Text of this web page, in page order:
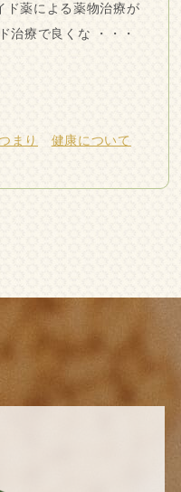
ド薬による薬物治療が
治療で良くな ・・・
まり
健康について